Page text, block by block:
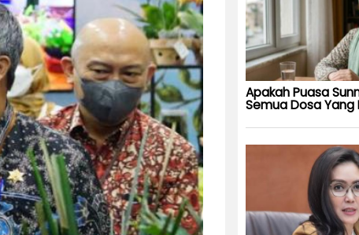
Apakah Puasa
Semua Dosa Yang